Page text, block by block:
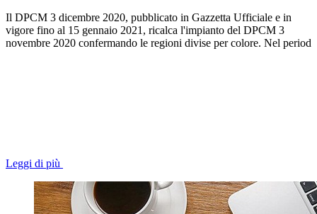
Il DPCM 3 dicembre 2020, pubblicato in Gazzetta Ufficiale e in
vigore fino al 15 gennaio 2021, ricalca l'impianto del DPCM 3
novembre 2020 confermando le regioni divise per colore. Nel period
Leggi di più